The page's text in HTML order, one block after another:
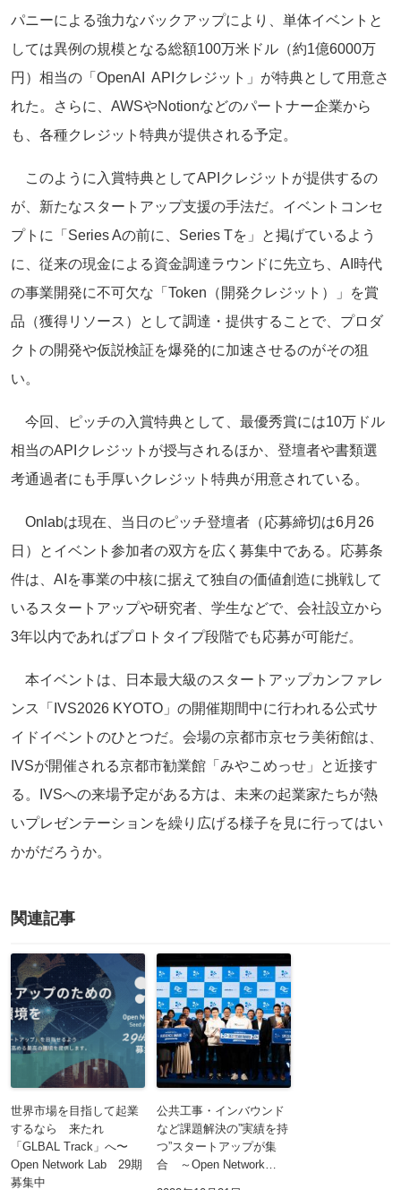
パニーによる強力なバックアップにより、単体イベントと
しては異例の規模となる総額100万米ドル（約1億6000万
円）相当の「OpenAI APIクレジット」が特典として用意さ
れた。さらに、AWSやNotionなどのパートナー企業から
も、各種クレジット特典が提供される予定。
このように入賞特典としてAPIクレジットが提供するの
が、新たなスタートアップ支援の手法だ。イベントコンセ
プトに「Series Aの前に、Series Tを」と掲げているよう
に、従来の現金による資金調達ラウンドに先立ち、AI時代
の事業開発に不可欠な「Token（開発クレジット）」を賞
品（獲得リソース）として調達・提供することで、プロダ
クトの開発や仮説検証を爆発的に加速させるのがその狙
い。
今回、ピッチの入賞特典として、最優秀賞には10万ドル
相当のAPIクレジットが授与されるほか、登壇者や書類選
考通過者にも手厚いクレジット特典が用意されている。
Onlabは現在、当日のピッチ登壇者（応募締切は6月26
日）とイベント参加者の双方を広く募集中である。応募条
件は、AIを事業の中核に据えて独自の価値創造に挑戦して
いるスタートアップや研究者、学生などで、会社設立から
3年以内であればプロトタイプ段階でも応募が可能だ。
本イベントは、日本最大級のスタートアップカンファレ
ンス「IVS2026 KYOTO」の開催期間中に行われる公式サ
イドイベントのひとつだ。会場の京都市京セラ美術館は、
IVSが開催される京都市勧業館「みやこめっせ」と近接す
る。IVSへの来場予定がある方は、未来の起業家たちが熱
いプレゼンテーションを繰り広げる様子を見に行ってはい
かがだろうか。
関連記事
世界市場を目指して起業
するなら 来たれ
「GLBAL Track」へ〜
Open Network Lab 29期
募集中
公共工事・インバウンド
など課題解決の”実績を持
つ”スタートアップが集
合 ～Open Network…